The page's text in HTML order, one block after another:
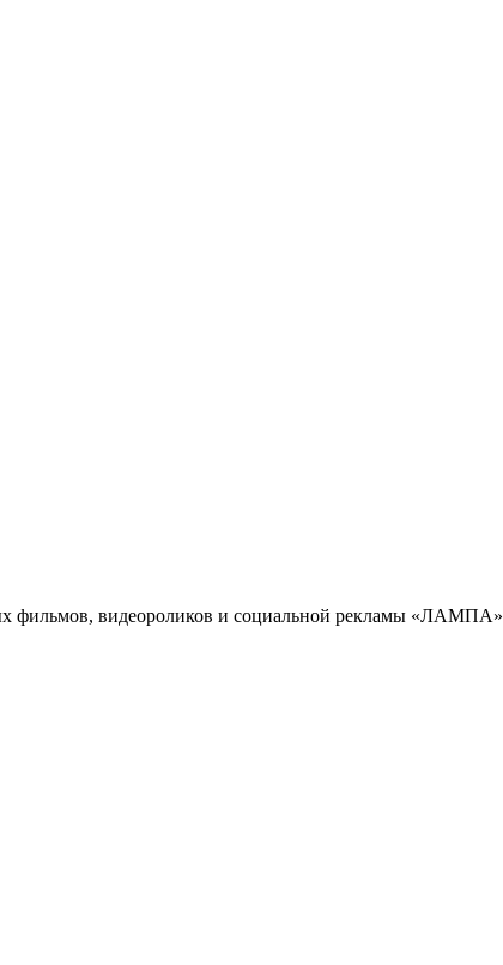
фильмов, видеороликов и социальной рекламы «ЛАМПА»